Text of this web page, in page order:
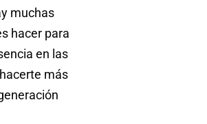
muchas
hacer para
en las
más